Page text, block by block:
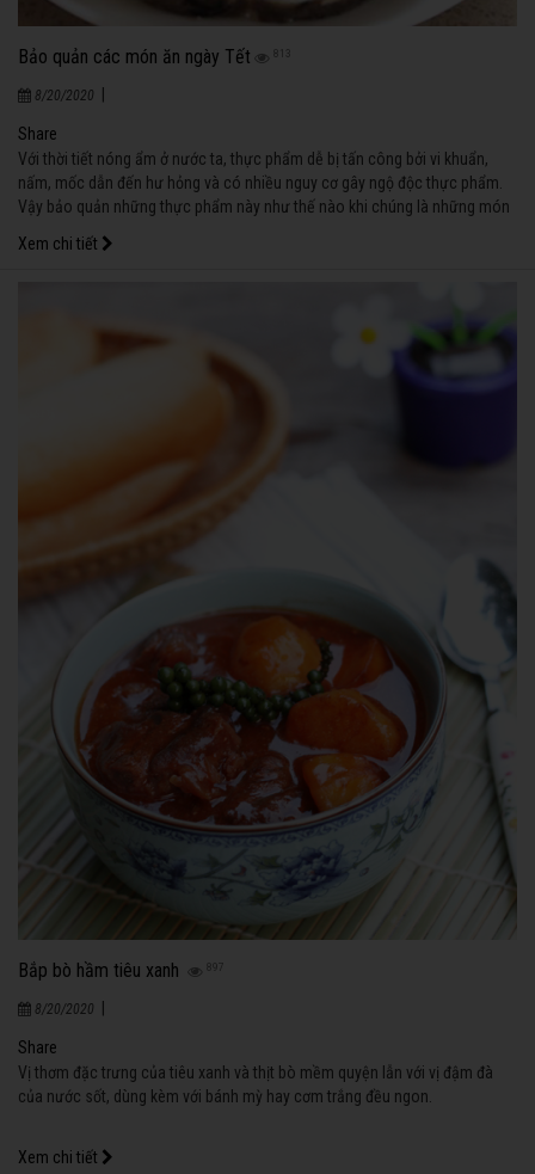
Bảo quản các món ăn ngày Tết 813
8/20/2020
Share
Với thời tiết nóng ẩm ở nước ta, thực phẩm dễ bị tấn công bởi vi khuẩn,
nấm, mốc dẫn đến hư hỏng và có nhiều nguy cơ gây ngộ độc thực phẩm.
Vậy bảo quản những thực phẩm này như thế nào khi chúng là những món
Xem chi tiết
Bắp bò hầm tiêu xanh 897
8/20/2020
Share
Vị thơm đặc trưng của tiêu xanh và thịt bò mềm quyện lẫn với vị đậm đà
của nước sốt, dùng kèm với bánh mỳ hay cơm trắng đều ngon.
Xem chi tiết